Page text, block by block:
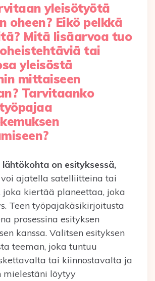
yleisötyötä
oheen? Eikö pelkkä
Mitä lisäarvoa tuo
tai
yleisöstä
mittaiseen
Tarvitaanko
on esityksessä,
ajatella satelliitteina tai
joka kiertää planeettaa, joka
Teen työpajakäsikirjoitusta
prosessina esityksen
kanssa. Valitsen esityksen
teeman, joka tuntuu
tai kiinnostavalta ja
mielestäni löytyy